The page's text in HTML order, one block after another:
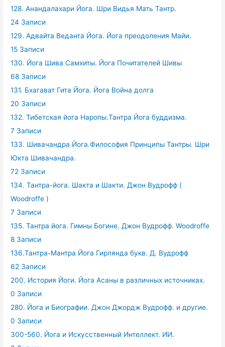
128. Анандалахари Йога. Шри Видья Мать Тантр.
24 Записи
129. Адвайта Веданта Йога. Йога преодоления Майи.
15 Записи
130. Йога Шива Самхиты. Йога Почитателей Шивы
68 Записи
131. Бхагават Гита Йога. Йога Война долга
20 Записи
132. Тибетская йога Наропы.Тантра Йога буддизма.
7 Записи
133. Шивачандра Йога.Философия Принципы Тантры. Шри
Юкта Шивачандра.
72 Записи
134. Тантра-йога. Шакта и Шакти. Джон Вудрофф (
Woodroffe )
7 Записи
135. Тантра йога. Гимны Богине. Джон Вудрофф. Woodroffe
8 Записи
136.Тантра-Мантра Йога Гирлянда букв. Д. Вудрофф
62 Записи
200. История Йоги. Йога Асаны в различных источниках.
0 Записи
280. Йога и Биографии. Джон Джордж Вудрофф. и другие.
0 Записи
300-560. Йога и Искусственный Интеллект. ИИ.